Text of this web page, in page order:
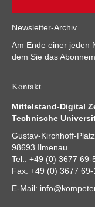
Newsletter-Archiv
Am Ende einer jeden
dem Sie das
Kontakt
Mittelstand-Digital
Technische
Gustav-Kirchhoff-
98693 Ilmenau
Tel.: +49 (0) 3677 69-
Fax: +49 (0) 3677
E-Mail: